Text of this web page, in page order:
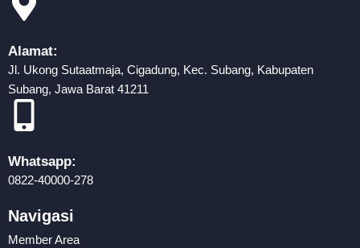
Alamat:
Jl. Ukong Sutaatmaja, Cigadung, Kec. Subang, Kabupaten
Subang, Jawa Barat 41211
Whatsapp:
0822-40000-278
Navigasi
Member Area